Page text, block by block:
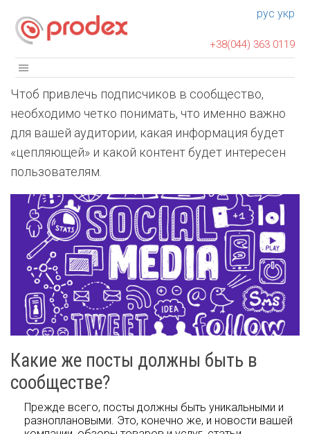
рус укр
+38(044) 363 0119
Чтоб привлечь подписчиков в сообщество,
необходимо четко понимать, что именно важно
для вашей аудитории, какая информация будет
«цепляющей» и какой контент будет интересен
пользователям.
Какие же посты должны быть в
сообществе?
Прежде всего, посты должны быть уникальными и
разноплановыми. Это, конечно же, и новости вашей